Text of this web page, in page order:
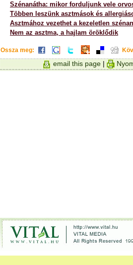
Szénanátha: mikor forduljunk vele
Többen leszünk asztmások és
Asztmához vezethet a kezeletlen
Nem az asztma, a hajlam öröklődik
Ossza meg:
email this page |